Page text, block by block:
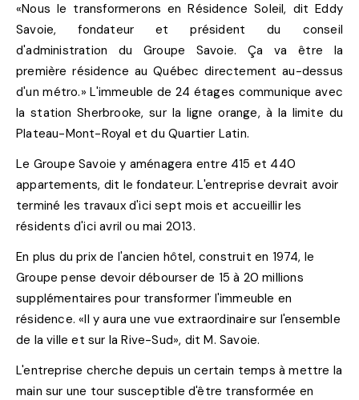
«Nous le transformerons en Résidence Soleil, dit Eddy
Savoie, fondateur et président du conseil
d'administration du Groupe Savoie. Ça va être la
première résidence au Québec directement au-dessus
d'un métro.» L'immeuble de 24 étages communique avec
la station Sherbrooke, sur la ligne orange, à la limite du
Plateau-Mont-Royal et du Quartier Latin.
Le Groupe Savoie y aménagera entre 415 et 440
appartements, dit le fondateur. L'entreprise devrait avoir
terminé les travaux d'ici sept mois et accueillir les
résidents d'ici avril ou mai 2013.
En plus du prix de l'ancien hôtel, construit en 1974, le
Groupe pense devoir débourser de 15 à 20 millions
supplémentaires pour transformer l'immeuble en
résidence. «Il y aura une vue extraordinaire sur l'ensemble
de la ville et sur la Rive-Sud», dit M. Savoie.
L'entreprise cherche depuis un certain temps à mettre la
main sur une tour susceptible d'être transformée en